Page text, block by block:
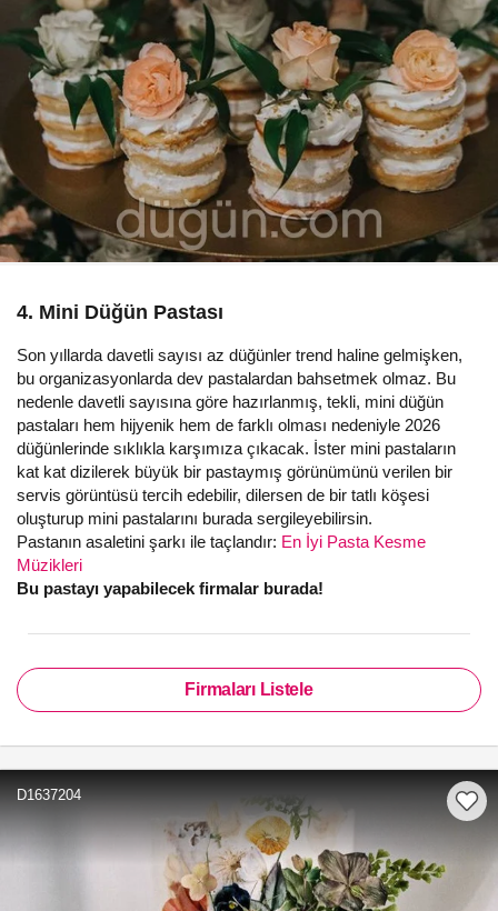
4. Mini Düğün Pastası
Son yıllarda davetli sayısı az düğünler trend haline gelmişken,
bu organizasyonlarda dev pastalardan bahsetmek olmaz. Bu
nedenle davetli sayısına göre hazırlanmış, tekli, mini düğün
pastaları hem hijyenik hem de farklı olması nedeniyle 2026
düğünlerinde sıklıkla karşımıza çıkacak. İster mini pastaların
kat kat dizilerek büyük bir pastaymış görünümünü verilen bir
servis görüntüsü tercih edebilir, dilersen de bir tatlı köşesi
oluşturup mini pastalarını burada sergileyebilirsin.
Pastanın asaletini şarkı ile taçlandır: En İyi Pasta Kesme
Müzikleri
Bu pastayı yapabilecek firmalar burada!
Firmaları Listele
D1637204